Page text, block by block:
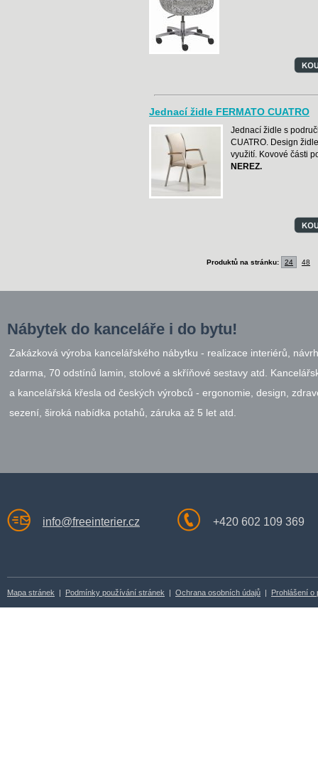
Jednací židle FERMATO CUATRO
Jednací židle s
CUATRO. Design
využití. Kovové části
NEREZ.
Produktů na stránku: 24 48
Nábytek do kanceláře i do bytu!
Zakázková výroba kancelářského nábytku - realizace interiérů,
zdarma, 70 odstínů lamin, stolové a skříňové sestavy atd.
a kancelářská křesla od českých výrobců - ergonomie, design,
sezení, široká nabídka potahů, záruka až 5 let atd.
info@freeinterier.cz +420 602 109 369
Mapa stránek | Podmínky používání stránek | Ochrana osobních údajů | Prohlášení o